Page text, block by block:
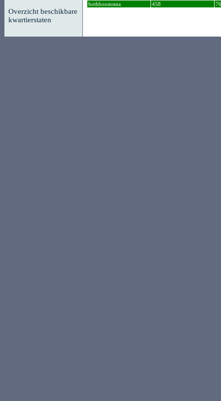
Overzicht beschikbare
kwartierstaten
bothboomsma
458